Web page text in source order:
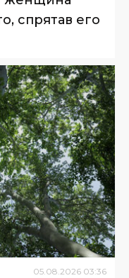
спрятав его
05.08.2026 03:36